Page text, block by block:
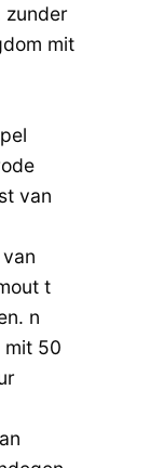
zunder
mit
van
t
n
mit 50